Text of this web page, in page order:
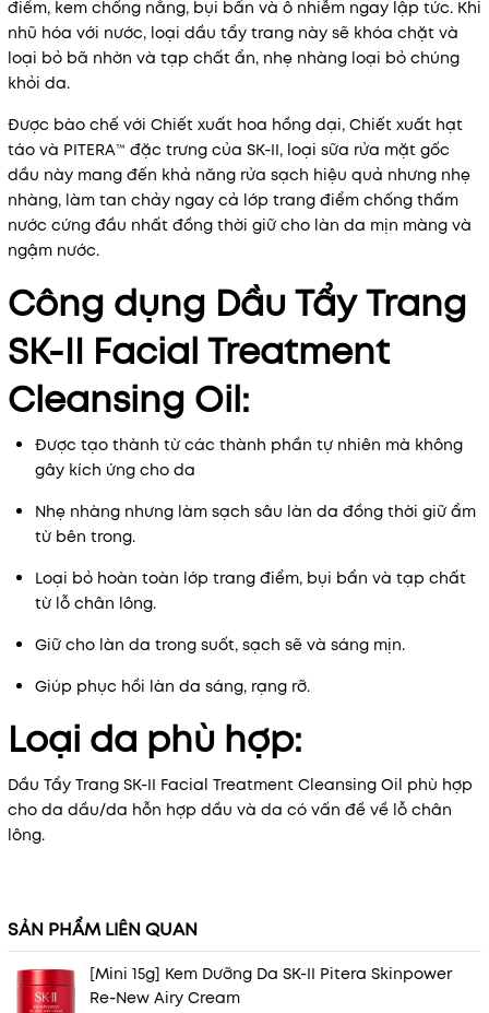
điểm, kem chống nắng, bụi bẩn và ô nhiễm ngay lập tức. Khi
nhũ hóa với nước, loại dầu tẩy trang này sẽ khóa chặt và
loại bỏ bã nhờn và tạp chất ẩn, nhẹ nhàng loại bỏ chúng
khỏi da.
Được bào chế với Chiết xuất hoa hồng dại, Chiết xuất hạt
táo và PITERA™ đặc trưng của SK-II, loại sữa rửa mặt gốc
dầu này mang đến khả năng rửa sạch hiệu quả nhưng nhẹ
nhàng, làm tan chảy ngay cả lớp trang điểm chống thấm
nước cứng đầu nhất đồng thời giữ cho làn da mịn màng và
ngậm nước.
Công dụng Dầu Tẩy Trang
SK-II Facial Treatment
Cleansing Oil:
Được tạo thành từ các thành phần tự nhiên mà không
gây kích ứng cho da
Nhẹ nhàng nhưng làm sạch sâu làn da đồng thời giữ ẩm
từ bên trong.
Loại bỏ hoàn toàn lớp trang điểm, bụi bẩn và tạp chất
từ ​​lỗ chân lông.
Giữ cho làn da trong suốt, sạch sẽ và sáng mịn.
Giúp phục hồi làn da sáng, rạng rỡ.
Loại da phù hợp:
Dầu Tẩy Trang SK-II Facial Treatment Cleansing Oil phù hợp
cho da dầu/da hỗn hợp dầu và da có vấn đề về lỗ chân
lông.
SẢN PHẨM LIÊN QUAN
[Mini 15g] Kem Dưỡng Da SK-II Pitera Skinpower
Re-New Airy Cream